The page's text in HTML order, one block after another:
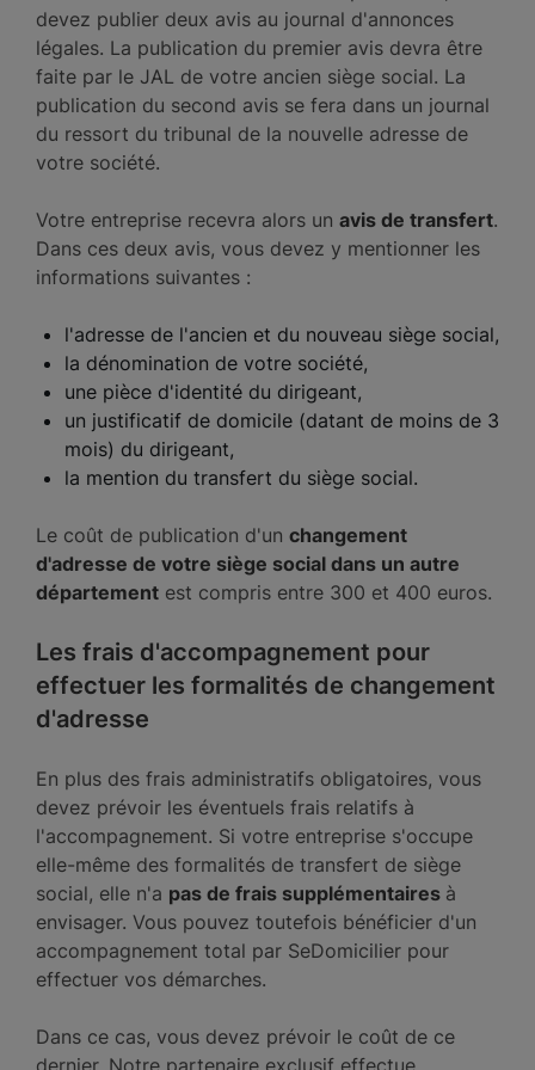
devez publier deux avis au journal d'annonces
légales. La publication du premier avis devra être
faite par le JAL de votre ancien siège social. La
publication du second avis se fera dans un journal
du ressort du tribunal de la nouvelle adresse de
votre société.
Votre entreprise recevra alors un avis de transfert.
Dans ces deux avis, vous devez y mentionner les
informations suivantes :
l'adresse de l'ancien et du nouveau siège social,
la dénomination de votre société,
une pièce d'identité du dirigeant,
un justificatif de domicile (datant de moins de 3
mois) du dirigeant,
la mention du transfert du siège social.
Le coût de publication d'un changement
d'adresse de votre siège social dans un autre
département est compris entre 300 et 400 euros.
Les frais d'accompagnement pour
effectuer les formalités de changement
d'adresse
En plus des frais administratifs obligatoires, vous
devez prévoir les éventuels frais relatifs à
l'accompagnement. Si votre entreprise s'occupe
elle-même des formalités de transfert de siège
social, elle n'a pas de frais supplémentaires à
envisager. Vous pouvez toutefois bénéficier d'un
accompagnement total par SeDomicilier pour
effectuer vos démarches.
Dans ce cas, vous devez prévoir le coût de ce
dernier. Notre partenaire exclusif effectue